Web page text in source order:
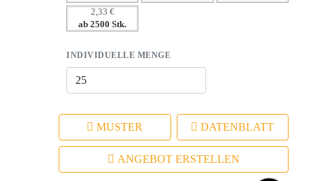
Werbeanbringungsmöglichkeiten.
– Emotionaler Mehrwert für den Beschenkten stärkt die
2,33 €
ab 2500 Stk.
INDIVIDUELLE MENGE
MUSTER DATENBLATT
ANGEBOT ERSTELLEN